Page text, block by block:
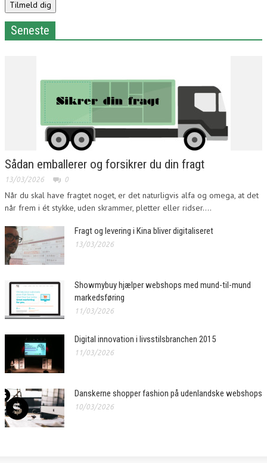
Seneste
Sådan emballerer og forsikrer du din fragt
13/03/2026 0
Når du skal have fragtet noget, er det naturligvis alfa og omega, at det
når frem i ét stykke, uden skrammer, pletter eller ridser....
Fragt og levering i Kina bliver digitaliseret
13/03/2026
Showmybuy hjælper webshops med mund-til-mund
markedsføring
11/03/2026
Digital innovation i livsstilsbranchen 2015
11/03/2026
Danskerne shopper fashion på udenlandske webshops
10/03/2026